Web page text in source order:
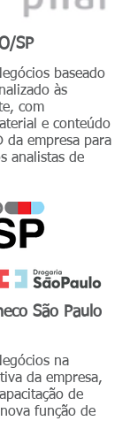
SP
baseado
às
com
e conteúdo
da empresa para
analistas de
São Paulo
na
da empresa,
de
função de